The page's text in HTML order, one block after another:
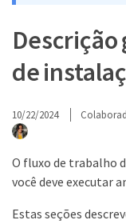
Descrição
de
10/22/2024
O fluxo de trabalho
você deve executar
Estas seções